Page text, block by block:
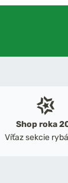
Shop roka
Víťaz sekcie